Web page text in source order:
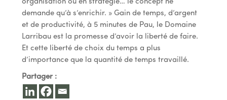
organisation ou en stratégie… le concept ne
demande qu’à s’enrichir. » Gain de temps, d’argent
et de productivité, à 5 minutes de Pau, le Domaine
Larribau est la promesse d’avoir la liberté de faire.
Et cette liberté de choix du temps a plus
d’importance que la quantité de temps travaillé.
Partager :